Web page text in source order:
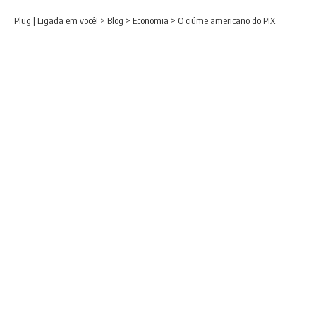
Plug | Ligada em você! > Blog > Economia > O ciúme americano do PIX